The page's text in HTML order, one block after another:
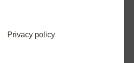
Privacy policy